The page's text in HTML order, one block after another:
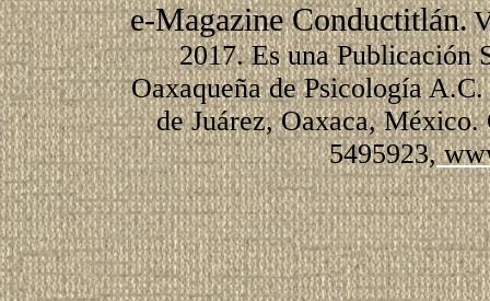
e-Magazine Conductitlán.
2017. Es una Publicación
Oaxaqueña de Psicología
de Juárez, Oaxaca,
5495923,